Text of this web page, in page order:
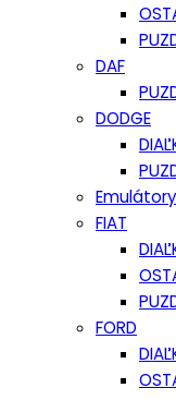
DAF
DODGE
Emulátory
FIAT
FORD